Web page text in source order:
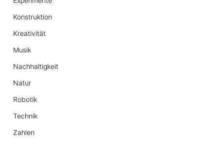
Konstruktion
Kreativität
Musik
Nachhaltigkeit
Natur
Robotik
Technik
Zahlen